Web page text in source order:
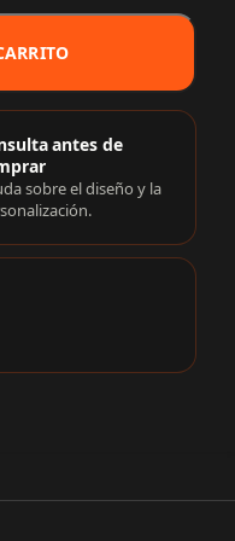
antes de
sobre el diseño y la